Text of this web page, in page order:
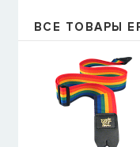
ВСЕ ТОВАРЫ